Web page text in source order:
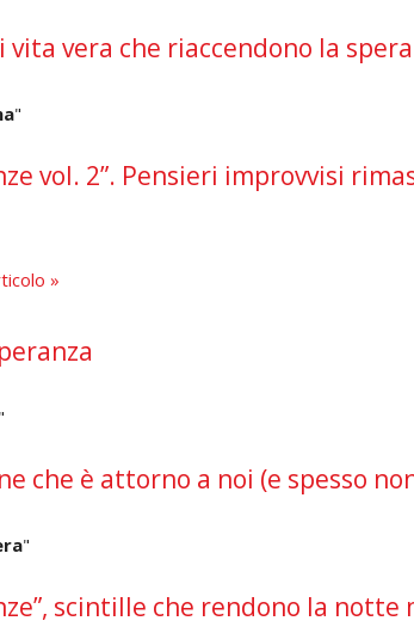
vera che riaccendono la
"
vol. 2”. Pensieri improvvisi
»
"
che è attorno a noi (e spesso
"
scintille che rendono la notte